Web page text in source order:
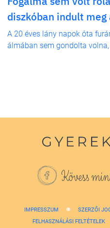
diszkóban indult meg
A 20 éves lány napok óta
álmában sem gondolta
Kövess
IMPRESSZUM SZERZŐI
FELHASZNÁLÁSI FELTÉTELEK